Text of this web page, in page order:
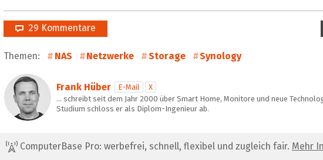
29 Kommentare
Themen: NAS Netzwerke Storage Synology
Frank Hüber E-Mail
X
… schreibt seit dem Jahr 2000 über Smart Home, Monitore und neue
Studium schloss er als Diplom-Ingenieur ab.
ComputerBase Pro: werbefrei, schnell, flexibel und zugleich fair. Mehr